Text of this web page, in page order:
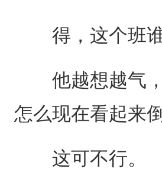
得，这个班谁
他越想越气，
怎么现在看起来
这可不行。